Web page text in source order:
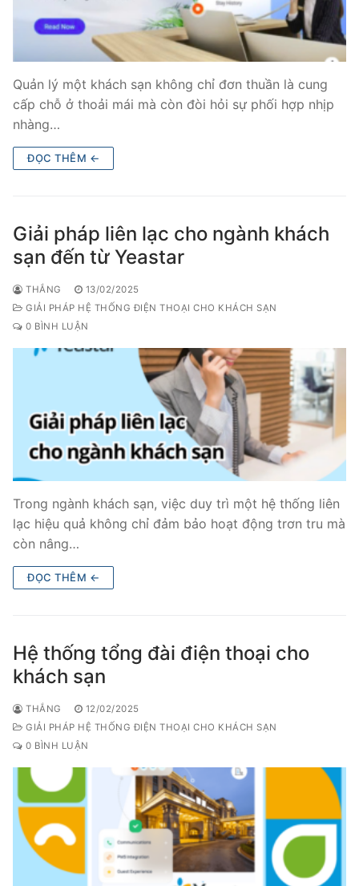
Quản lý một khách sạn không chỉ đơn thuần là cung
cấp chỗ ở thoải mái mà còn đòi hỏi sự phối hợp nhịp
nhàng…
ĐỌC THÊM ←
Giải pháp liên lạc cho ngành khách
sạn đến từ Yeastar
THẮNG
13/02/2025
GIẢI PHÁP HỆ THỐNG ĐIỆN THOẠI CHO KHÁCH SẠN
0 BÌNH LUẬN
Trong ngành khách sạn, việc duy trì một hệ thống liên
lạc hiệu quả không chỉ đảm bảo hoạt động trơn tru mà
còn nâng…
ĐỌC THÊM ←
Hệ thống tổng đài điện thoại cho
khách sạn
THẮNG
12/02/2025
GIẢI PHÁP HỆ THỐNG ĐIỆN THOẠI CHO KHÁCH SẠN
0 BÌNH LUẬN